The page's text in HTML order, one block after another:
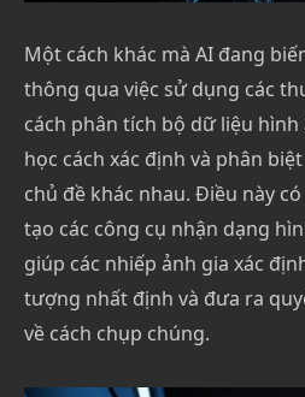
Một cách khác mà AI đang
thông qua việc sử dụng các
cách phân tích bộ dữ liệu
học cách xác định và phân
chủ đề khác nhau. Điều này
tạo các công cụ nhận dạng
giúp các nhiếp ảnh gia xác
tượng nhất định và đưa ra
về cách chụp chúng.